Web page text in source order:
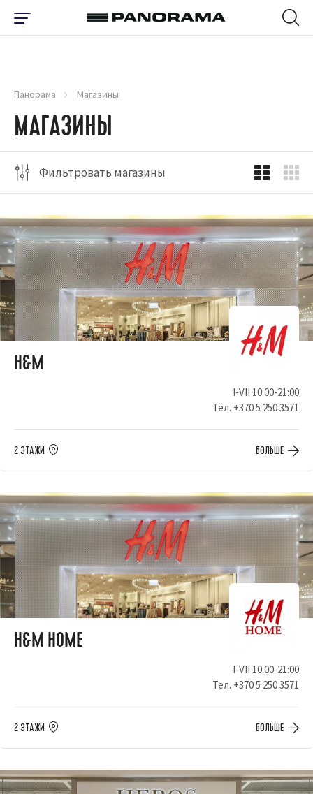
Панорама Магазины
МАГАЗИНЫ
Фильтровать магазины
H&M
I-VII 10:00-21:00
Тел. +370 5 250 3571
2 ЭТАЖИ БОЛЬШЕ
H&M HOME
I-VII 10:00-21:00
Тел. +370 5 250 3571
2 ЭТАЖИ БОЛЬШЕ